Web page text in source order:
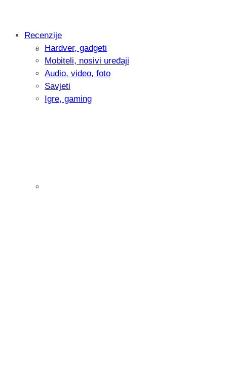
Intervju: Goran Jović, fotograf -
Recenzije
Hardver, gadgeti
Mobiteli, nosivi uređaji
Audio, video, foto
Savjeti
Igre, gaming